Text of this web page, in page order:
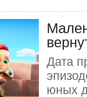
Дата
юных